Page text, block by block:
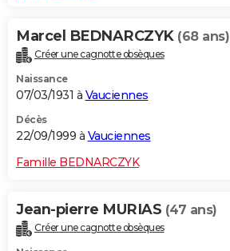
Marcel BEDNARCZYK (68 ans)
Créer une cagnotte obsèques
Naissance
07/03/1931 à Vauciennes
Décès
22/09/1999 à Vauciennes
Famille BEDNARCZYK
Jean-pierre MURIAS (47 ans)
Créer une cagnotte obsèques